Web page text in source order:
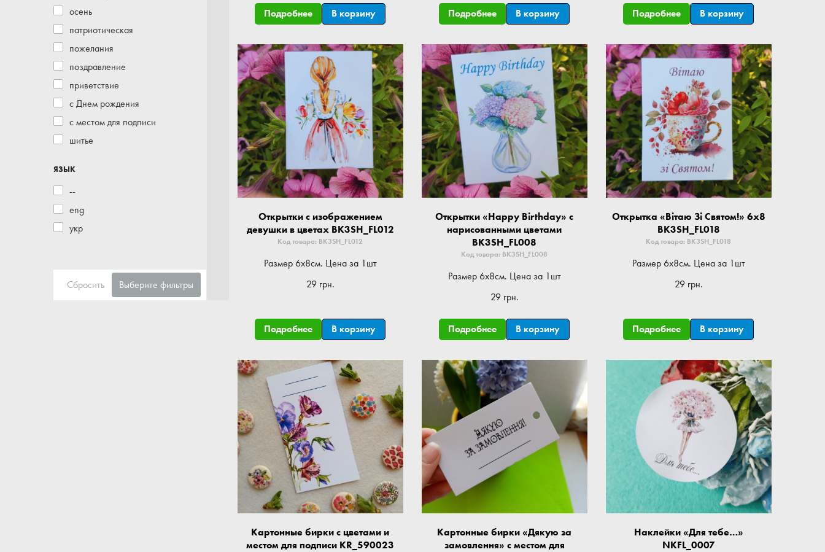
осень
патриотическая
пожелания
поздравление
приветствие
с Днем рождения
с местом для подписи
шитье
ЯЗЫК
--
eng
укр
Сбросить Выберите фильтры
Подробнее В корзину Подробнее В корзину Подробнее В корзину
Открытки с изображением
девушки в цветах BK3SH_FL012
Код товара: BK3SH_FL012
Размер 6x8см. Цена за 1шт
29 грн.
Подробнее В корзину
Открытки «Happy Birthday» с
нарисованными цветами
BK3SH_FL008
Код товара: BK3SH_FL008
Размер 6x8см. Цена за 1шт
29 грн.
Подробнее В корзину
Открытка «Вітаю Зі Святом!» 6x8
BK3SH_FL018
Код товара: BK3SH_FL018
Размер 6x8см. Цена за 1шт
29 грн.
Подробнее В корзину
Картонные бирки с цветами и
местом для подписи KR_590023
Картонные бирки «Дякую за
замовлення» с местом для
Наклейки «Для тебе…»
NKFL_0007